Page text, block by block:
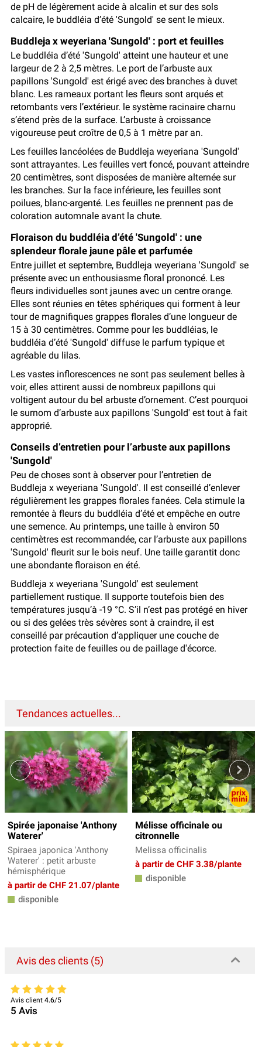
de pH de légèrement acide à alcalin et sur des sols
calcaire, le buddléia d’été 'Sungold' se sent le mieux.
Buddleja x weyeriana 'Sungold' : port et feuilles
Le buddléia d’été 'Sungold' atteint une hauteur et une
largeur de 2 à 2,5 mètres. Le port de l’arbuste aux
papillons 'Sungold' est érigé avec des branches à duvet
blanc. Les rameaux portant les fleurs sont arqués et
retombants vers l’extérieur. le système racinaire charnu
s’étend près de la surface. L’arbuste à croissance
vigoureuse peut croître de 0,5 à 1 mètre par an.
Les feuilles lancéolées de Buddleja weyeriana 'Sungold'
sont attrayantes. Les feuilles vert foncé, pouvant atteindre
20 centimètres, sont disposées de manière alternée sur
les branches. Sur la face inférieure, les feuilles sont
poilues, blanc-argenté. Les feuilles ne prennent pas de
coloration automnale avant la chute.
Floraison du buddléia d’été 'Sungold' : une
splendeur florale jaune pâle et parfumée
Entre juillet et septembre, Buddleja weyeriana 'Sungold' se
présente avec un enthousiasme floral prononcé. Les
fleurs individuelles sont jaunes avec un centre orange.
Elles sont réunies en têtes sphériques qui forment à leur
tour de magnifiques grappes florales d’une longueur de
15 à 30 centimètres. Comme pour les buddléias, le
buddléia d’été 'Sungold' diffuse le parfum typique et
agréable du lilas.
Les vastes inflorescences ne sont pas seulement belles à
voir, elles attirent aussi de nombreux papillons qui
voltigent autour du bel arbuste d’ornement. C’est pourquoi
le surnom d’arbuste aux papillons 'Sungold' est tout à fait
approprié.
Conseils d’entretien pour l’arbuste aux papillons
'Sungold'
Peu de choses sont à observer pour l’entretien de
Buddleja x weyeriana 'Sungold'. Il est conseillé d’enlever
régulièrement les grappes florales fanées. Cela stimule la
remontée à fleurs du buddléia d’été et empêche en outre
une semence. Au printemps, une taille à environ 50
centimètres est recommandée, car l’arbuste aux papillons
'Sungold' fleurit sur le bois neuf. Une taille garantit donc
une abondante floraison en été.
Buddleja x weyeriana 'Sungold' est seulement
partiellement rustique. Il supporte toutefois bien des
températures jusqu’à -19 °C. S’il n’est pas protégé en hiver
ou si des gelées très sévères sont à craindre, il est
conseillé par précaution d’appliquer une couche de
protection faite de feuilles ou de paillage d'écorce.
Tendances actuelles...
Spirée japonaise 'Anthony
Waterer'
Spiraea japonica 'Anthony
Waterer' : petit arbuste
hémisphérique
à partir de CHF 21.07/plante
disponible
Mélisse officinale ou
citronnelle
Melissa officinalis
à partir de CHF 3.38/plante
disponible
Avis des clients (5)
Avis client 4.6/5
5 Avis